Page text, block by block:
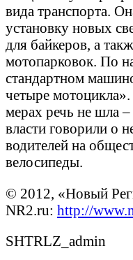
вида транспорта.
установку новых
для байкеров, а
мотопарковок. По
стандартном
четыре
мерах речь не шла
власти говорили о
водителей на
велосипеды.
© 2012, «Новый
NR2.ru: http://
SHTRLZ_admin